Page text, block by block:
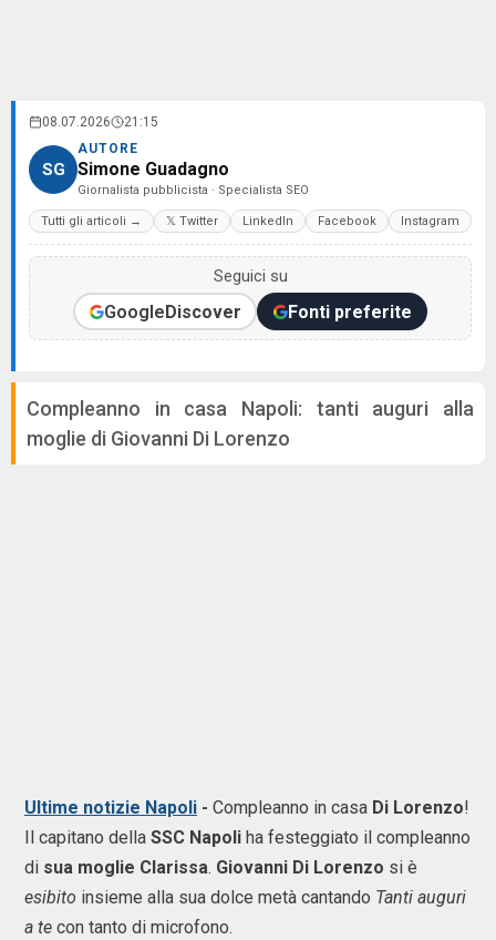
08.07.2026 21:15
SG
AUTORE
Simone Guadagno
Giornalista pubblicista · Specialista SEO
Tutti gli articoli → 𝕏 Twitter LinkedIn Facebook Instagram
Seguici su
GoogleDiscover Fonti preferite
Compleanno in casa Napoli: tanti auguri alla
moglie di Giovanni Di Lorenzo
Ultime notizie Napoli - Compleanno in casa Di Lorenzo!
Il capitano della SSC Napoli ha festeggiato il compleanno
di sua moglie Clarissa. Giovanni Di Lorenzo si è
esibito insieme alla sua dolce metà cantando Tanti auguri
a te con tanto di microfono.